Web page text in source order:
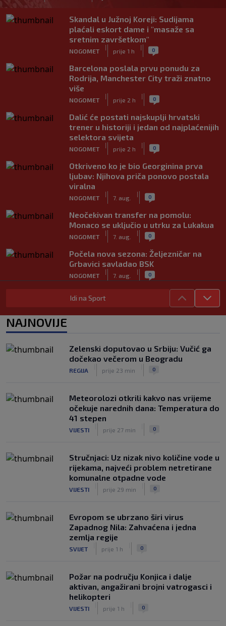
Skandal u Južnoj Koreji: Sudijama
plaćali eskort dame i "masaže sa
sretnim završetkom"
NOGOMET
|
prije 1 h
| 0
Barcelona poslala prvu ponudu za
Rodrija, Manchester City traži znatno
više
NOGOMET
|
prije 2 h
| 0
Dalić će postati najskuplji hrvatski
trener u historiji i jedan od najplaćenijih
selektora svijeta
NOGOMET
|
prije 2 h
| 0
Otkriveno ko je bio Georginina prva
ljubav: Njihova priča ponovo postala
viralna
NOGOMET
|
7. aug.
| 0
Neočekivan transfer na pomolu:
Monaco se uključio u utrku za Lukakua
NOGOMET
|
7. aug.
| 0
Počela nova sezona: Željezničar na
Grbavici savladao BSK
NOGOMET
|
7. aug.
| 0
Objavljeno koje države podržavaju
Infantina, a koje traže promjene: HNS
namjeravao prodati prava na Svjetsko
prvenstvo ispod cijene?
NOGOMET
|
7. aug.
Idi na Sport
NAJNOVIJE
Zelenski doputovao u Srbiju: Vučić ga
dočekao večerom u Beogradu
REGIJA prije 23 min 0
Meteorolozi otkrili kakvo nas vrijeme
očekuje narednih dana: Temperatura do
41 stepen
VIJESTI prije 27 min 0
Stručnjaci: Uz nizak nivo količine vode u
rijekama, najveći problem netretirane
komunalne otpadne vode
VIJESTI prije 29 min 0
Evropom se ubrzano širi virus
Zapadnog Nila: Zahvaćena i jedna
zemlja regije
SVIJET prije 1 h 0
Požar na području Konjica i dalje
aktivan, angažirani brojni vatrogasci i
helikopteri
VIJESTI prije 1 h 0